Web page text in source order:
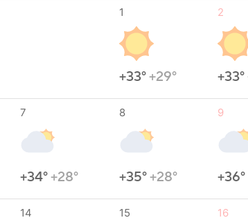
1
+33°+29°
2
+33°
7
+34°+28°
8
+35°+28°
9
+36°
14 15 16